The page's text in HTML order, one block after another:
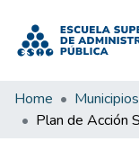
Home Municipios